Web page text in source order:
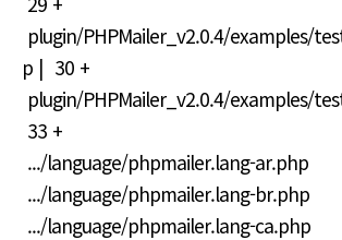
plugin/PHPMailer_v2.0.4/examples/
p | 30 +
plugin/PHPMailer_v2.0.4/examples/
33 +
.../language/phpmailer.lang-
.../language/phpmailer.lang-
.../language/phpmailer.lang-